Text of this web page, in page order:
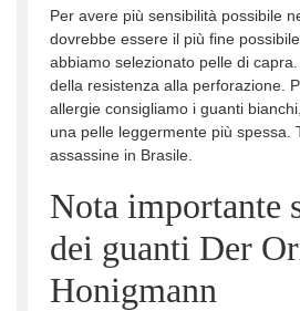
Per avere più sensibilità possibile
dovrebbe essere il più fine
abbiamo selezionato pelle di
della resistenza alla perforazione.
allergie consigliamo i guanti
una pelle leggermente più spessa.
assassine in Brasile.
Nota importante
dei guanti Der
Honigmann